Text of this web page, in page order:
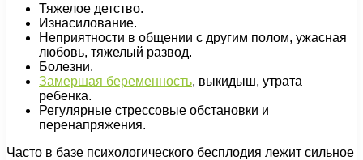
Тяжелое детство.
Изнасилование.
Неприятности в общении с другим полом, ужасная
любовь, тяжелый развод.
Болезни.
Замершая беременность, выкидыш, утрата
ребенка.
Регулярные стрессовые обстановки и
перенапряжения.
Часто в базе психологического бесплодия лежит сильное